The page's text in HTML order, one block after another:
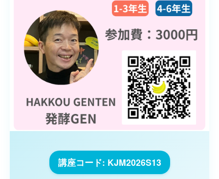
講座コード: KJM2026S13